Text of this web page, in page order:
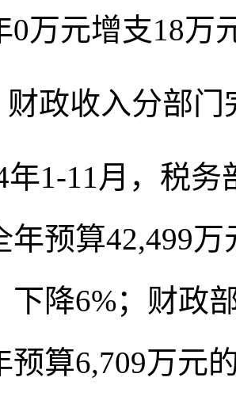
0万元增支18万
财政收入分部门
年1-11月，税
年预算42,499
下降6%；财政
预算6,709万元